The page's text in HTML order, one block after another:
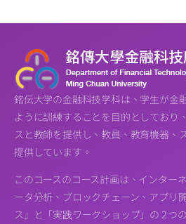
銘伝大学の金融科技学科は、学生が金
ように訓練することを目的としており
スと教師を提供し、教員、教育機器、
提供しています。
このコースのコース計画は、インター
ータ分析、ブロックチェーン、アプリ
ス」と「実践ワークショップ」の 2 つ